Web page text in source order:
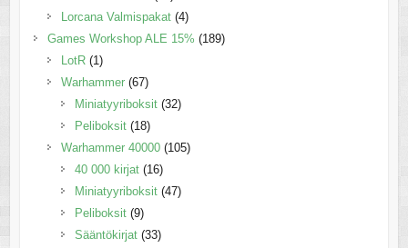
Lorcana Valmispakat (4)
Games Workshop ALE 15% (189)
LotR (1)
Warhammer (67)
Miniatyyriboksit (32)
Peliboksit (18)
Warhammer 40000 (105)
40 000 kirjat (16)
Miniatyyriboksit (47)
Peliboksit (9)
Sääntökirjat (33)